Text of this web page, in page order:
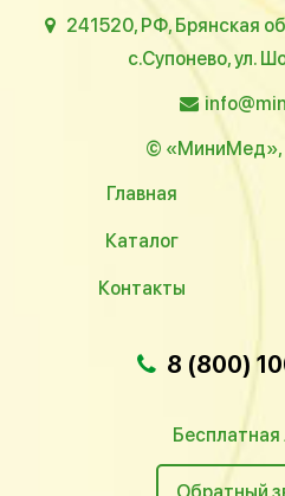
241520, РФ, Брянская
с.Супонево, ул.
© «МиниМед»,
Главная
Каталог
Контакты
8 (800)
Бесплатная